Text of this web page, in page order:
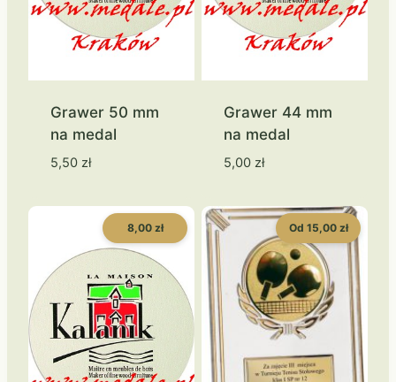
Grawer 50 mm
na medal
5,50 zł
Grawer 44 mm
na medal
5,00 zł
8,00 zł Od 15,00 zł